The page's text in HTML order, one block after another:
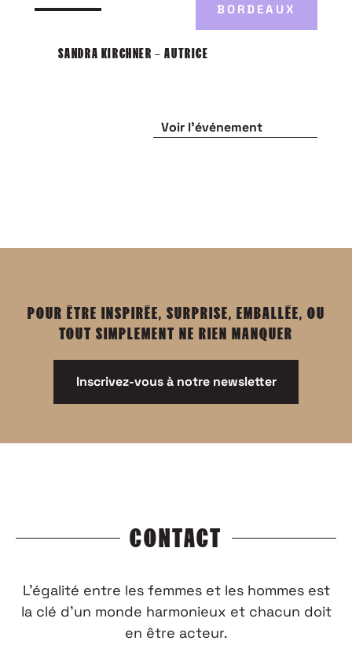
BORDEAUX
SANDRA KIRCHNER – AUTRICE
Voir l'événement
POUR ÊTRE INSPIRÉE, SURPRISE, EMBALLÉE, OU
TOUT SIMPLEMENT NE RIEN MANQUER
Inscrivez-vous à notre newsletter
CONTACT
L’égalité entre les femmes et les hommes est
la clé d’un monde harmonieux et chacun doit
en être acteur.